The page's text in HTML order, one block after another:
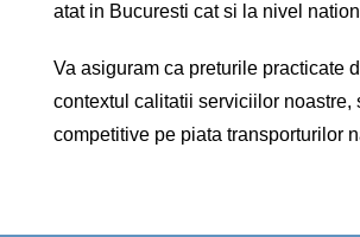
atat in Bucuresti cat si la nivel
Va asiguram ca preturile practicate
contextul calitatii serviciilor noastre,
competitive pe piata transporturilor